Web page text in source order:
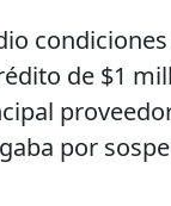
de $1
por